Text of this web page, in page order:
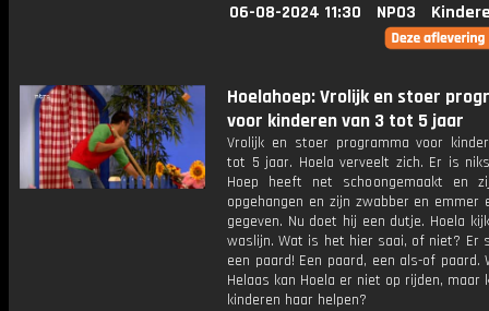
06-08-2024 11:30 NPO3
Hoelahoep: Vrolijk en stoer
voor kinderen van 3 tot 5 jaar
Vrolijk en stoer programma voor
tot 5 jaar. Hoela verveelt zich. Er is
Hoep heeft net schoongemaakt en
opgehangen en zijn zwabber en emmer
gegeven. Nu doet hij een dutje. Hoela
waslijn. Wat is het hier saai, of niet? Er
een paard! Een paard, een als-of paard.
Helaas kan Hoela er niet op rijden, maar
kinderen haar helpen?